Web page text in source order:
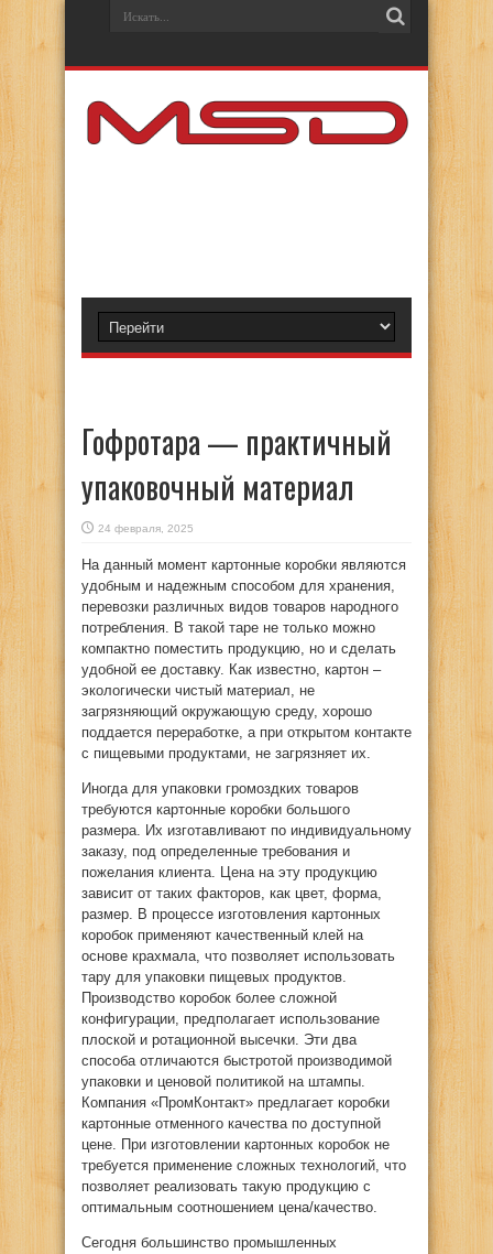
Гофротара — практичный
упаковочный материал
24 февраля, 2025
На данный момент картонные коробки являются
удобным и надежным способом для хранения,
перевозки различных видов товаров народного
потребления. В такой таре не только можно
компактно поместить продукцию, но и сделать
удобной ее доставку. Как известно, картон –
экологически чистый материал, не
загрязняющий окружающую среду, хорошо
поддается переработке, а при открытом контакте
с пищевыми продуктами, не загрязняет их.
Иногда для упаковки громоздких товаров
требуются картонные коробки большого
размера. Их изготавливают по индивидуальному
заказу, под определенные требования и
пожелания клиента. Цена на эту продукцию
зависит от таких факторов, как цвет, форма,
размер. В процессе изготовления картонных
коробок применяют качественный клей на
основе крахмала, что позволяет использовать
тару для упаковки пищевых продуктов.
Производство коробок более сложной
конфигурации, предполагает использование
плоской и ротационной высечки. Эти два
способа отличаются быстротой производимой
упаковки и ценовой политикой на штампы.
Компания «ПромКонтакт» предлагает коробки
картонные отменного качества по доступной
цене. При изготовлении картонных коробок не
требуется применение сложных технологий, что
позволяет реализовать такую продукцию с
оптимальным соотношением цена/качество.
Сегодня большинство промышленных